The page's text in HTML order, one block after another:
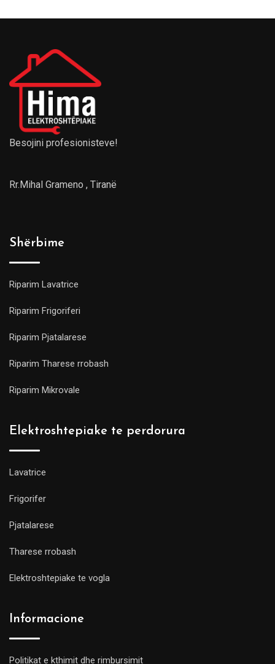
Besojini profesionisteve!
Rr.Mihal Grameno , Tiranë
Shërbime
Riparim Lavatrice
Riparim Frigoriferi
Riparim Pjatalarese
Riparim Tharese rrobash
Riparim Mikrovale
Elektroshtepiake te perdorura
Lavatrice
Frigorifer
Pjatalarese
Tharese rrobash
Elektroshtepiake te vogla
Informacione
Politikat e kthimit dhe rimbursimit